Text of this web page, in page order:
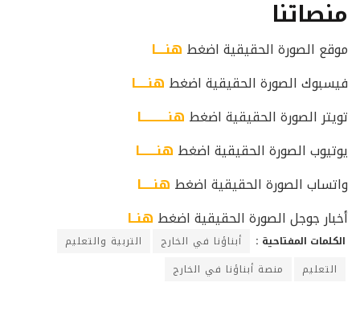
منصاتنا
موقع الصورة الحقيقية اضغط هنــــا
فيسبوك الصورة الحقيقية اضغط هنـــــا
تويتر الصورة الحقيقية اضغط هنـــــــــــا
يوتيوب الصورة الحقيقية اضغط هنـــــــا
واتساب الصورة الحقيقية اضغط هنـــــا
أخبار جوجل الصورة الحقيقية اضغط هنــا
الكلمات المفتاحية : أبناؤنا في الخارج
التربية والتعليم
التعليم
منصة أبناؤنا في الخارج